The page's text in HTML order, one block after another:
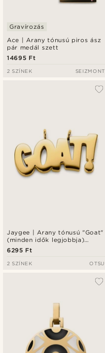
Ace | Arany tónusú piros ász
pár medál szett
Gravírozás
14695 Ft
2 SZÍNEK SEIZMONT
Jaygee | Arany tónusú "Goat"
(minden idők legjobbja)
medál
6295 Ft
2 SZÍNEK OTSU